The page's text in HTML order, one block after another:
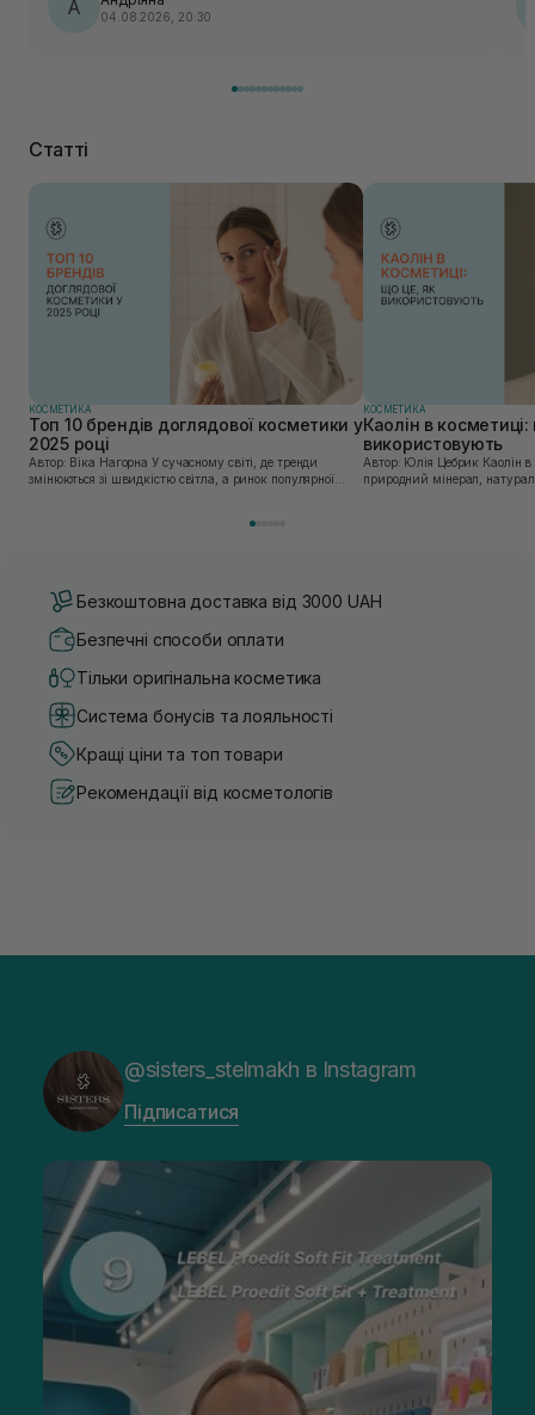
А 04.08.2026, 20:30
Статті
КОСМЕТИКА
Топ 10 брендів доглядової косметики у
2025 році
Автор: Віка Нагорна У сучасному світі, де тренди
змінюються зі швидкістю світла, а ринок популярної
КОСМЕТИКА
Каолін в
використовують
Автор: Юлія Цебрик Каолін в косметології – це
природний мінерал,
Безкоштовна доставка від 3000 UAH
Безпечні способи оплати
Тільки оригінальна косметика
Система бонусів та лояльності
Кращі ціни та топ товари
Рекомендації від косметологів
@sisters_stelmakh в Instagram
Підписатися